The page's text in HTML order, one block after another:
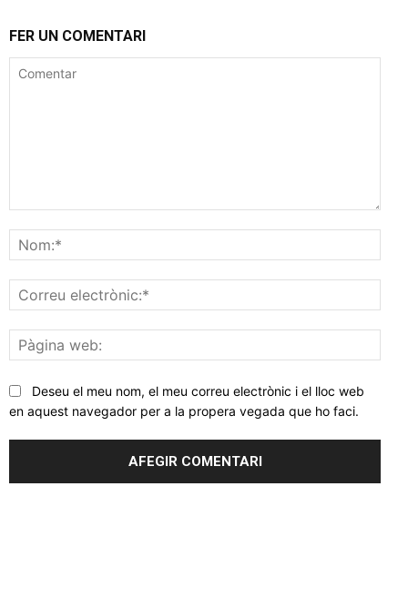
FER UN COMENTARI
web:
Deseu el meu nom, el meu correu electrònic i el lloc web
en aquest navegador per a la propera vegada que ho faci.